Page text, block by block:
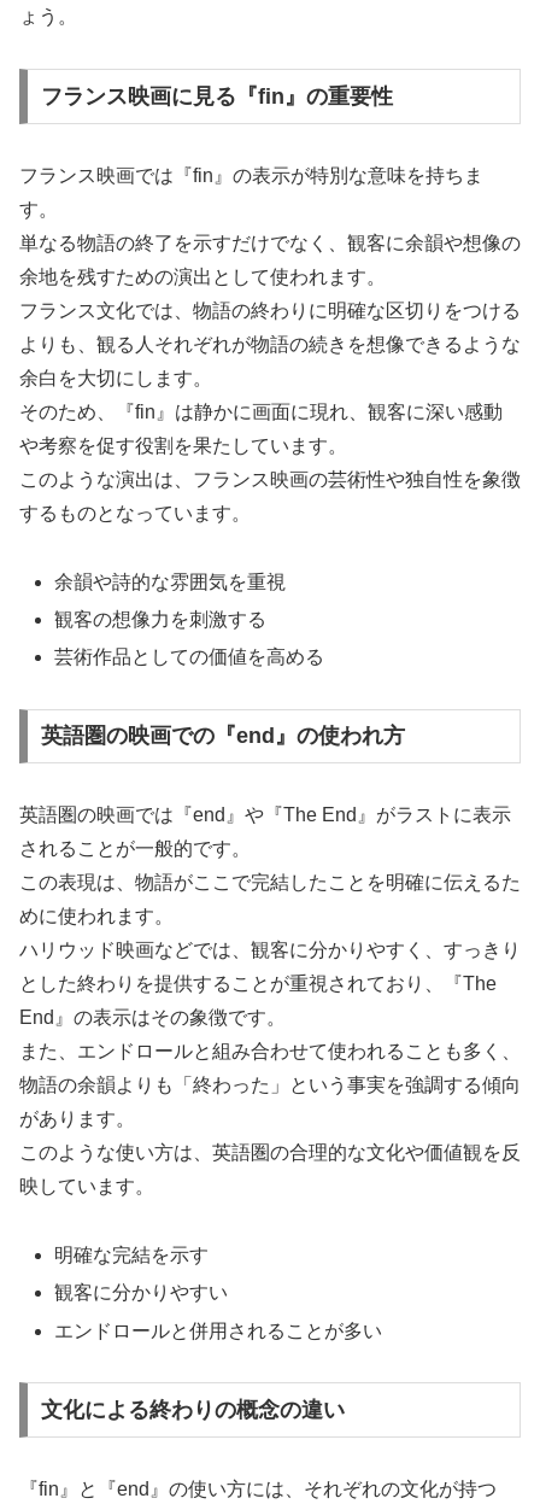
ょう。
フランス映画に見る『fin』の重要性
フランス映画では『fin』の表示が特別な意味を持ちま
す。
単なる物語の終了を示すだけでなく、観客に余韻や想像の
余地を残すための演出として使われます。
フランス文化では、物語の終わりに明確な区切りをつける
よりも、観る人それぞれが物語の続きを想像できるような
余白を大切にします。
そのため、『fin』は静かに画面に現れ、観客に深い感動
や考察を促す役割を果たしています。
このような演出は、フランス映画の芸術性や独自性を象徴
するものとなっています。
余韻や詩的な雰囲気を重視
観客の想像力を刺激する
芸術作品としての価値を高める
英語圏の映画での『end』の使われ方
英語圏の映画では『end』や『The End』がラストに表示
されることが一般的です。
この表現は、物語がここで完結したことを明確に伝えるた
めに使われます。
ハリウッド映画などでは、観客に分かりやすく、すっきり
とした終わりを提供することが重視されており、『The
End』の表示はその象徴です。
また、エンドロールと組み合わせて使われることも多く、
物語の余韻よりも「終わった」という事実を強調する傾向
があります。
このような使い方は、英語圏の合理的な文化や価値観を反
映しています。
明確な完結を示す
観客に分かりやすい
エンドロールと併用されることが多い
文化による終わりの概念の違い
『fin』と『end』の使い方には、それぞれの文化が持つ